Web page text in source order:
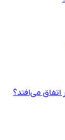
اتفاق می‌افتد؟